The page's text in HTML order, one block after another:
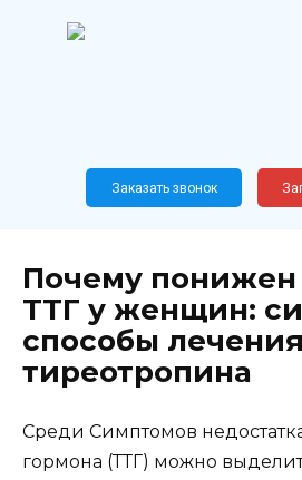
Заказать звонок
Почему понижен
ТТГ у женщин:
способы
тиреотропина
Среди Симптомов
гормона (ТТГ) можно